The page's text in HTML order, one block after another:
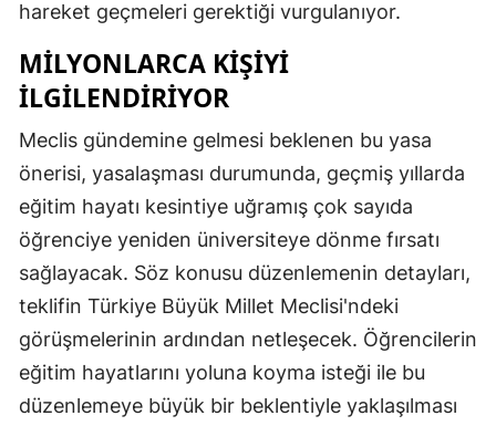
hareket geçmeleri gerektiği vurgulanıyor.
MILYONLARCA KIŞIYI
İLGILENDIRIYOR
Meclis gündemine gelmesi beklenen bu yasa
önerisi, yasalaşması durumunda, geçmiş yıllarda
eğitim hayatı kesintiye uğramış çok sayıda
öğrenciye yeniden üniversiteye dönme fırsatı
sağlayacak. Söz konusu düzenlemenin detayları,
teklifin Türkiye Büyük Millet Meclisi'ndeki
görüşmelerinin ardından netleşecek. Öğrencilerin
eğitim hayatlarını yoluna koyma isteği ile bu
düzenlemeye büyük bir beklentiyle yaklaşılması